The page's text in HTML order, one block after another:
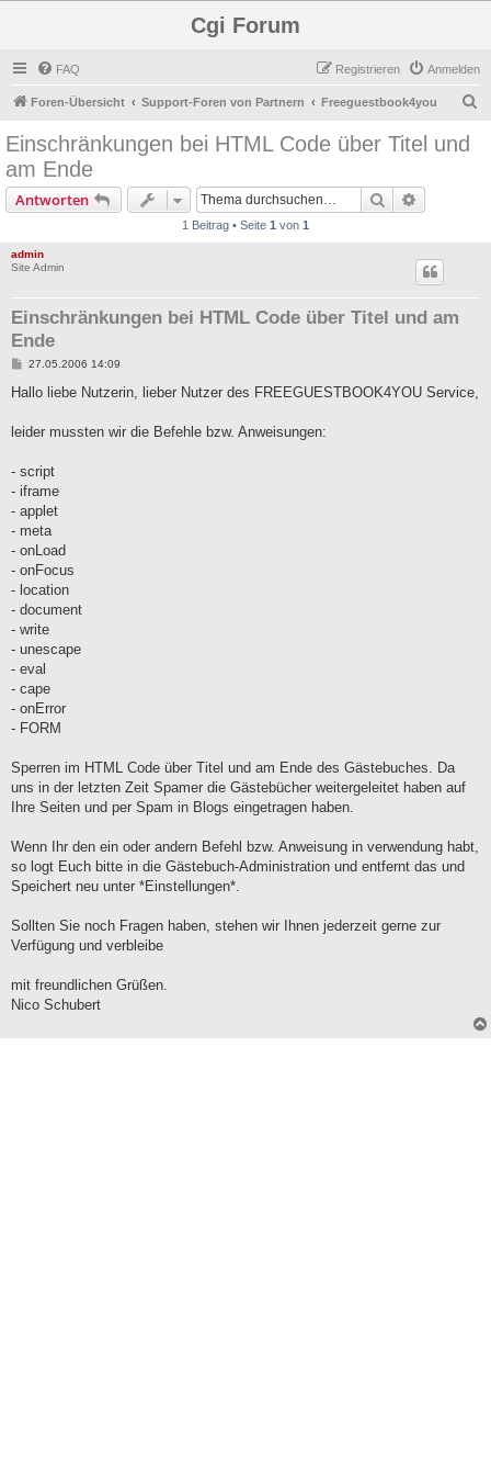
Cgi Forum
FAQ Anmelden
Registrieren
Foren-Übersicht Support-Foren von Partnern Freeguestbook4you
Einschränkungen bei HTML Code über Titel und
am Ende
Antworten Suche
1 Beitrag • Seite 1 von 1
admin
Site Admin
Einschränkungen bei HTML Code über Titel und am
Ende
B
i
a
27.05.2006 14:09
Hallo liebe Nutzerin, lieber Nutzer des FREEGUESTBOOK4YOU Service,
leider mussten wir die Befehle bzw. Anweisungen:
- script
- iframe
- applet
- meta
- onLoad
- onFocus
- location
- document
- write
- unescape
- eval
- cape
- onError
- FORM
Sperren im HTML Code über Titel und am Ende des Gästebuches. Da
uns in der letzten Zeit Spamer die Gästebücher weitergeleitet haben auf
Ihre Seiten und per Spam in Blogs eingetragen haben.
Wenn Ihr den ein oder andern Befehl bzw. Anweisung in verwendung habt,
so logt Euch bitte in die Gästebuch-Administration und entfernt das und
Speichert neu unter *Einstellungen*.
Sollten Sie noch Fragen haben, stehen wir Ihnen jederzeit gerne zur
Verfügung und verbleibe
mit freundlichen Grüßen.
Nico Schubert